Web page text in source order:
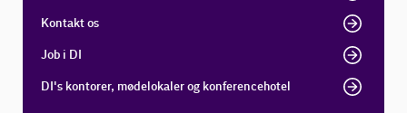
Kontakt os
Job i DI
DI's kontorer, mødelokaler og konferencehotel